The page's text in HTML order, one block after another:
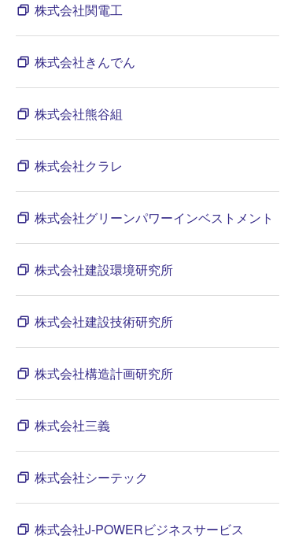
株式会社関電工
株式会社きんでん
株式会社熊谷組
株式会社クラレ
株式会社グリーンパワーインベストメント
株式会社建設環境研究所
株式会社建設技術研究所
株式会社構造計画研究所
株式会社三義
株式会社シーテック
株式会社J-POWERビジネスサービス